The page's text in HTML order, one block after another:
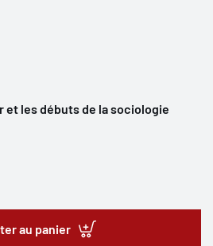
et les débuts de la sociologie
au panier